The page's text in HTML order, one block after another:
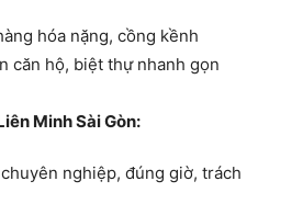
hóa nặng, cồng kềnh
căn hộ, biệt thự nhanh gọn
Minh Sài Gòn:
nghiệp, đúng giờ, trách